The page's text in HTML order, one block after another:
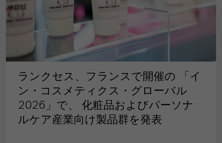
ランクセス、フランスで開催の 「イ
ン・コスメティクス・グローバル
2026」で、 化粧品およびパーソナ
ルケア産業向け製品群を発表